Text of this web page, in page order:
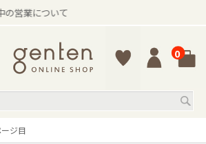
営業について
0
ジ目